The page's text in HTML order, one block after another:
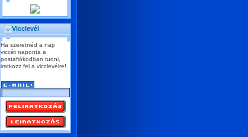
Vicclevél
Ha szeretnéd a nap
viccét naponta a
postafiókodban tudni,
iratkozz fel a vicclevélre!